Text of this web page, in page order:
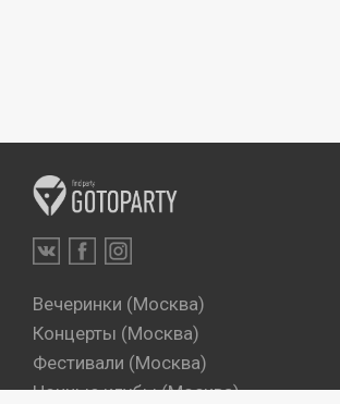
Вечеринки (Москва)
Концерты (Москва)
Фестивали (Москва)
Ночные клубы (Москва)